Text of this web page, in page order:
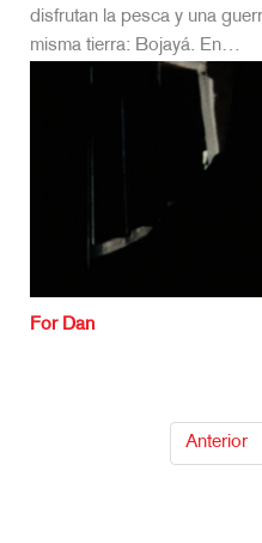
disfrutan la pesca y una
misma tierra: Bojayá. En…
For Dan
Anterior